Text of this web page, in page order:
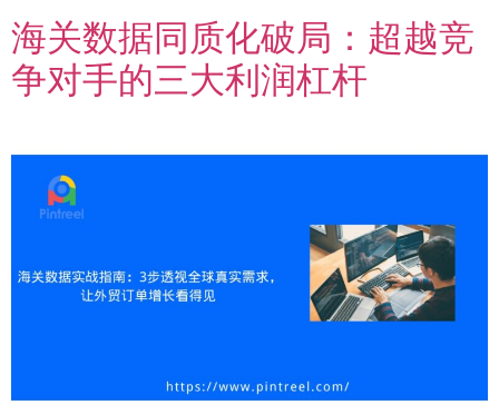
海关数据同质化破局：超越竞
争对手的三大利润杠杆